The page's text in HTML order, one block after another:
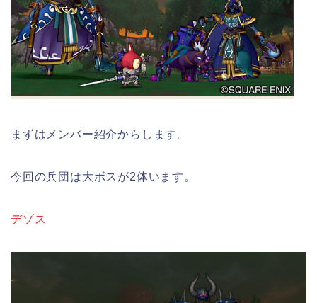
まずはメンバー紹介からします。
今回の兵団は大ボスが2体います。
デゾス